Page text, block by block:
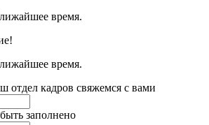
время.
время.
отдел кадров свяжемся с вами
заполнено